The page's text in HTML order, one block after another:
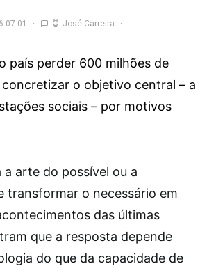
José Carreira
país perder 600 milhões de
o objetivo central – a
sociais – por motivos
a arte do possível ou a
transformar o necessário em
das últimas
que a resposta depende
do que da capacidade de